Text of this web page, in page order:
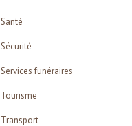
Santé
Sécurité
Services funéraires
Tourisme
Transport